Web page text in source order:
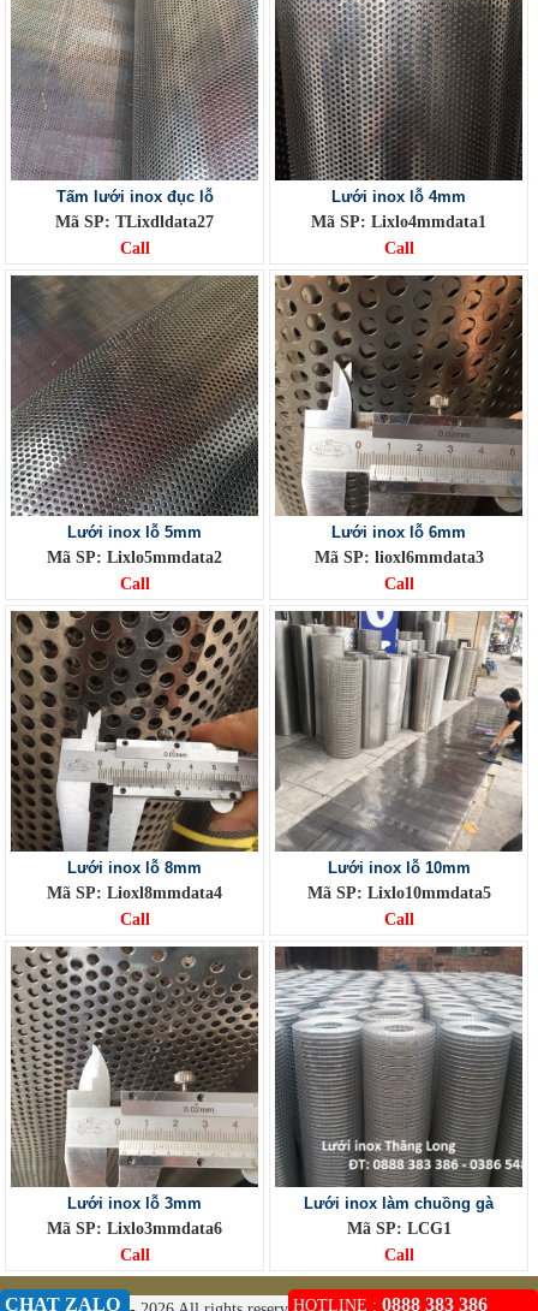
Tấm lưới inox đục lỗ
Mã SP: TLixdldata27
Call
Lưới inox lỗ 4mm
Mã SP: Lixlo4mmdata1
Call
Lưới inox lỗ 5mm
Mã SP: Lixlo5mmdata2
Call
Lưới inox lỗ 6mm
Mã SP: lioxl6mmdata3
Call
Lưới inox lỗ 8mm
Mã SP: Lioxl8mmdata4
Call
Lưới inox lỗ 10mm
Mã SP: Lixlo10mmdata5
Call
Lưới inox lỗ 3mm
Mã SP: Lixlo3mmdata6
Call
Lưới inox làm chuồng gà
Mã SP: LCG1
Call
CHAT ZALO HOTLINE : 0888 383 386